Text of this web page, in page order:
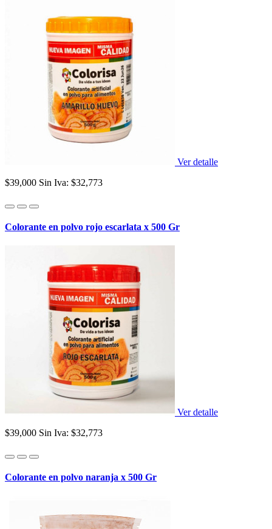
Ver detalle
$39,000 Sin Iva: $32,773
Colorante en polvo rojo escarlata x 500 Gr
Ver detalle
$39,000 Sin Iva: $32,773
Colorante en polvo naranja x 500 Gr